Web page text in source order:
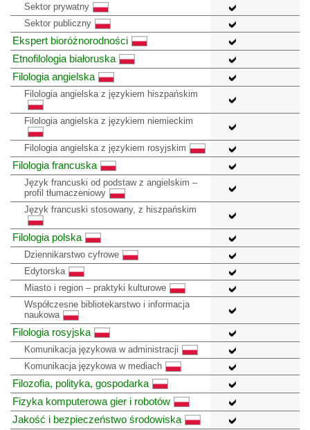
Sektor prywatny
Sektor publiczny
Ekspert bioróżnorodności
Etnofilologia białoruska
Filologia angielska
Filologia angielska z językiem hiszpańskim
Filologia angielska z językiem niemieckim
Filologia angielska z językiem rosyjskim
Filologia francuska
Język francuski od podstaw z angielskim –
profil tłumaczeniowy
Język francuski stosowany, z hiszpańskim
Filologia polska
Dziennikarstwo cyfrowe
Edytorska
Miasto i region – praktyki kulturowe
Współczesne bibliotekarstwo i informacja
naukowa
Filologia rosyjska
Komunikacja językowa w administracji
Komunikacja językowa w mediach
Filozofia, polityka, gospodarka
Fizyka komputerowa gier i robotów
Jakość i bezpieczeństwo środowiska